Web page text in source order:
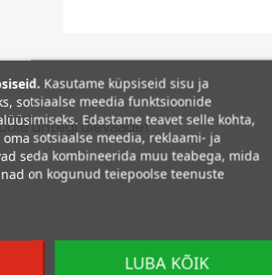
ühtegi ülevaadet
Kasutame küpsiseid sisu ja
sotsiaalse meedia funktsioonide
Edastame teavet selle kohta,
sotsiaalse meedia, reklaami- ja
seda kombineerida muu teabega, mida
on kogunud teiepoolse teenuste
LUBA KÕIK